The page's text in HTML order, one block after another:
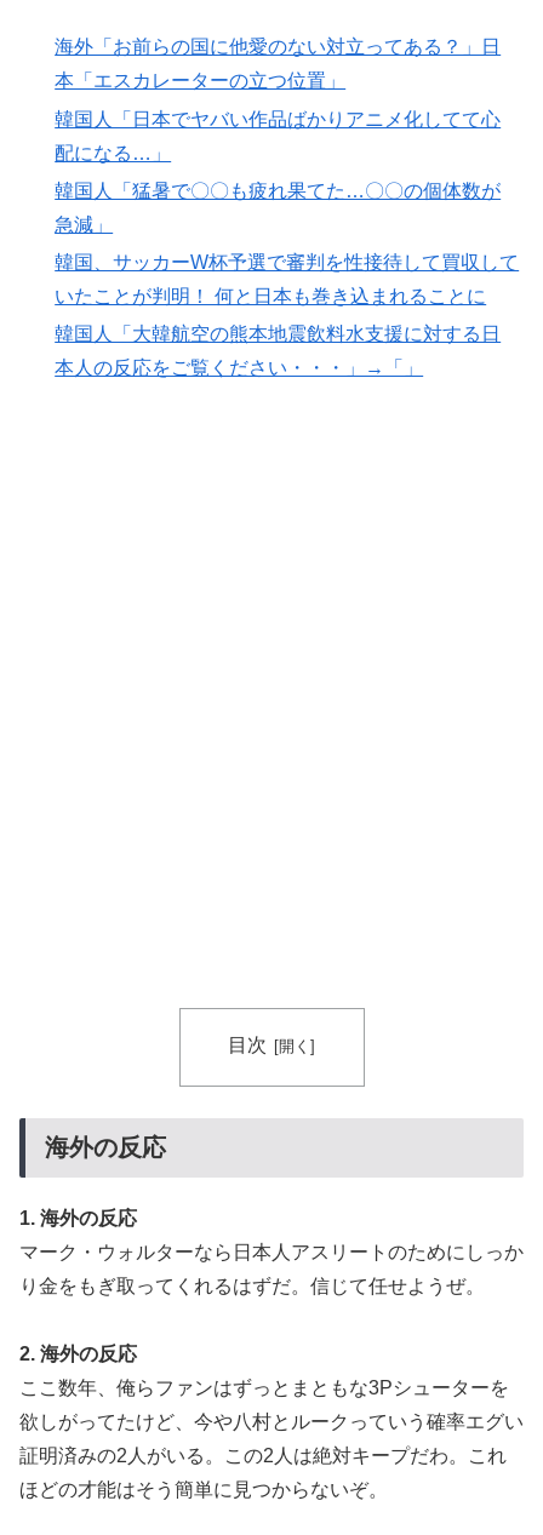
▶ 韓国人「熊本地震で見る日本の土木技術の完全勝利をご
覧ください」→「これはすごいわ」「こういうのを見る
と日本人は何か適当に作る感じがしない・・・」「あれ
▶
日本旅行キャンセルすべきか…1万年ぶり史上最大級の
▶
韓国人「この夏、韓国人が東京へ行くしかない理由がこ
ちら…」→「快適そうでめちゃくちゃ羨ましい…（ﾌﾞﾙ
ﾌﾞﾙ」＝韓国の反応
海外「あるある！」日本を旅行した外国人が患う新たな
症状「日本後PTSD」に海外が大騒ぎ
海外「お前らの国に他愛のない対立ってある？」日
本「エスカレーターの立つ位置」
韓国人「日本でヤバい作品ばかりアニメ化してて心
配になる…」
韓国人「猛暑で〇〇も疲れ果てた…〇〇の個体数が
急減」
韓国、サッカーW杯予選で審判を性接待して買収して
いたことが判明！ 何と日本も巻き込まれることに
韓国人「大韓航空の熊本地震飲料水支援に対する日
本人の反応をご覧ください・・・」→「」
目次
海外の反応
1. 海外の反応
マーク・ウォルターなら日本人アスリートのためにしっか
り金をもぎ取ってくれるはずだ。信じて任せようぜ。
2. 海外の反応
ここ数年、俺らファンはずっとまともな3Pシューターを
欲しがってたけど、今や八村とルークっていう確率エグい
証明済みの2人がいる。この2人は絶対キープだわ。これ
ほどの才能はそう簡単に見つからないぞ。